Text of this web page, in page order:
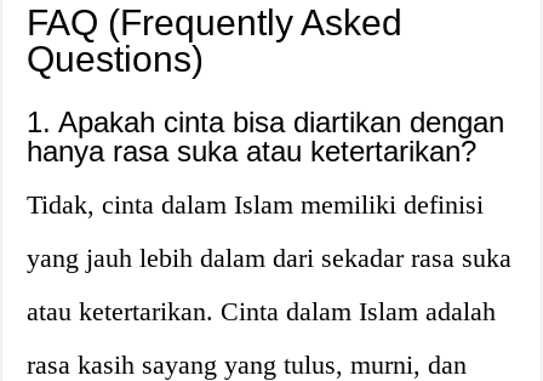
FAQ (Frequently Asked
Questions)
1. Apakah cinta bisa diartikan dengan
hanya rasa suka atau ketertarikan?
Tidak, cinta dalam Islam memiliki definisi
yang jauh lebih dalam dari sekadar rasa suka
atau ketertarikan. Cinta dalam Islam adalah
rasa kasih sayang yang tulus, murni, dan